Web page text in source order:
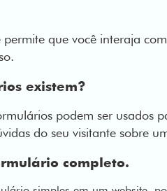
que você interaja
existem?
podem ser usados
do seu visitante sobre
completo.